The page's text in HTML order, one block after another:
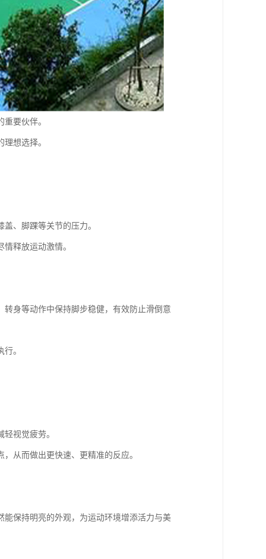
要伙伴。
想选择。
、脚踝等关节的压力。
释放运动激情。
身等动作中保持脚步稳健，有效防止滑倒意
。
视觉疲劳。
从而做出更快速、更精准的反应。
保持明亮的外观，为运动环境增添活力与美